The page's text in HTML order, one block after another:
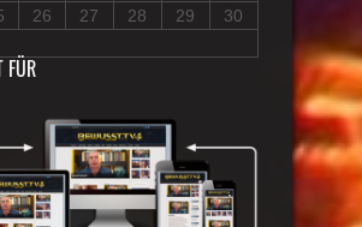
26 27 28 29
30
FÜR